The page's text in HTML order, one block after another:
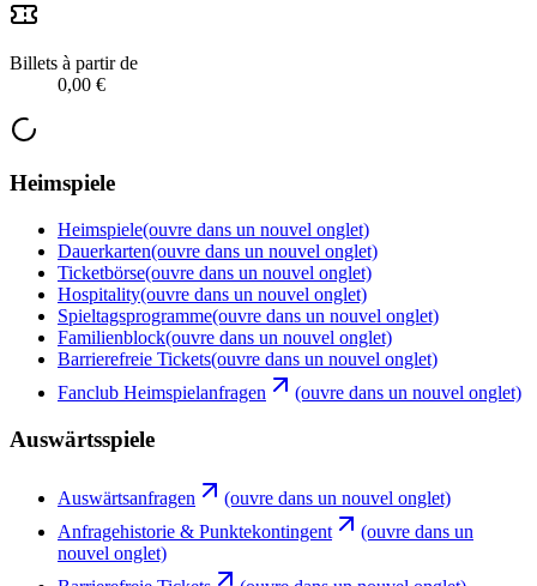
Billets à partir de
0,00 €
Heimspiele
Heimspiele(ouvre dans un nouvel onglet)
Dauerkarten(ouvre dans un nouvel onglet)
Ticketbörse(ouvre dans un nouvel onglet)
Hospitality(ouvre dans un nouvel onglet)
Spieltagsprogramme(ouvre dans un nouvel onglet)
Familienblock(ouvre dans un nouvel onglet)
Barrierefreie Tickets(ouvre dans un nouvel onglet)
Fanclub Heimspielanfragen
(ouvre dans un nouvel onglet)
Auswärtsspiele
Auswärtsanfragen
(ouvre dans un nouvel onglet)
Anfragehistorie & Punktekontingent
(ouvre dans un
nouvel onglet)